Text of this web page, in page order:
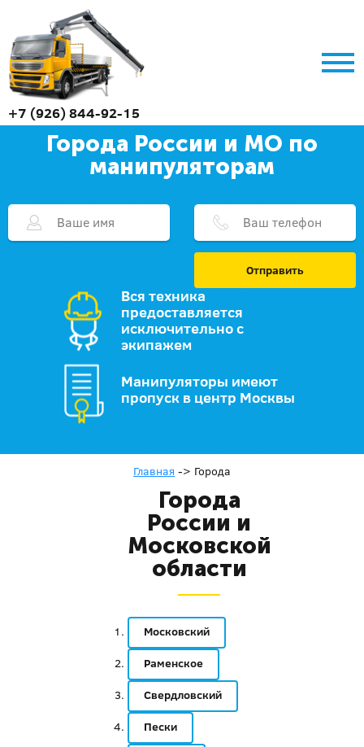
+7 (926) 844-92-15
Города России и МО по
манипуляторам
Отправить
Вся техника
предоставляется
исключительно с
экипажем
Манипуляторы имеют
пропуск в центр Москвы
Главная -> Города
Города
России и
Московской
области
Московский
Раменское
Свердловский
Пески